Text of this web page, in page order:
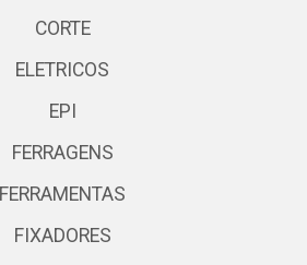
CORTE
ELETRICOS
EPI
FERRAGENS
FERRAMENTAS
FIXADORES